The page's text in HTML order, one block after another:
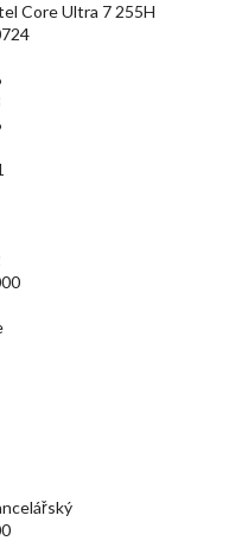
Core Ultra 7 255H